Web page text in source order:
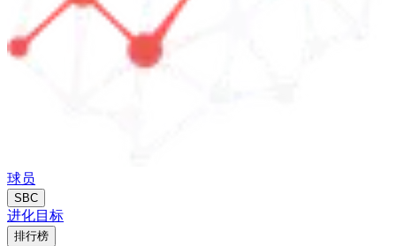
球员
SBC
进化目标
排行榜